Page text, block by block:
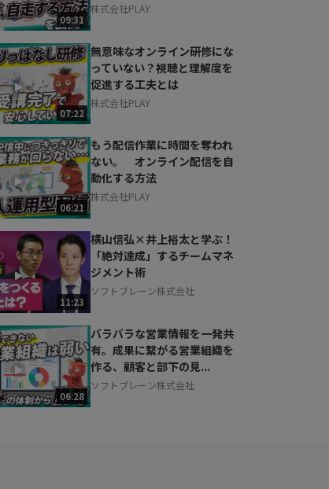
09:31
株式会社PLAY
07:22
無意味なオンライン研修にな
っていない？視聴と理解度を
促進する工夫とは
株式会社PLAY
06:21
もう配信作業に時間を奪われ
ない。 オンライン配信を自
動化する方法
株式会社PLAY
11:23
横山信弘×井上裕太と学ぶ！
「絶対達成」するチームマネ
ジメント術
ソフトブレーン株式会社
06:28
バラバラな営業情報を一発共
有。成果に繋がる営業組織を
作る、顧客と部下の見...
ソフトブレーン株式会社